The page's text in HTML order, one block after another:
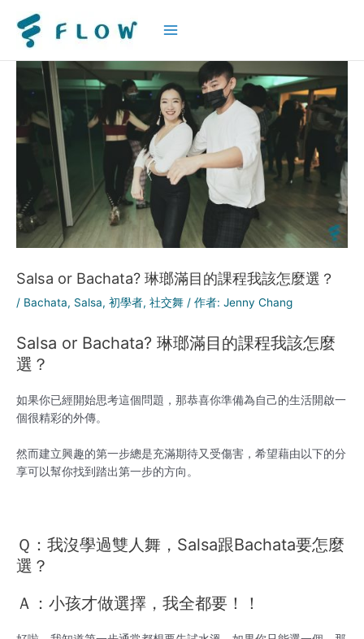
Menu
Salsa or Bachata? 琳瑯滿目的課程我該怎麼選？
/ Bachata, Salsa, 初學者, 社交舞 / 作者: Jenny Chang
Salsa or Bachata? 琳瑯滿目的課程我該怎麼
選？
如果你已經開始思考這個問題，那恭喜你準備為自己的生活開啟一
個很精彩的外傳。
然而建立興趣的第一步總是充滿期待又受傷害，希望藉由以下的分
享可以幫你找到踏出第一步的方向。
Ｑ：我沒學過雙人舞，Salsa跟Bachata要怎麼
選？
Ａ：小孩才做選擇，我全都要！！